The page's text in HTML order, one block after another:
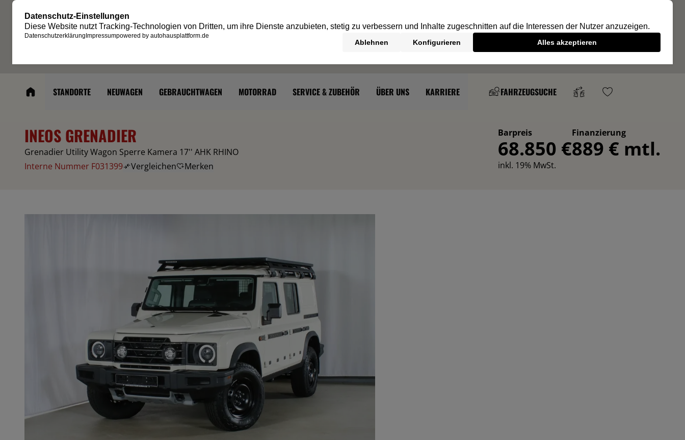
STANDORTE NEUWAGEN GEBRAUCHTWAGEN MOTORRAD SERVICE & ZUBEHÖR ÜBER UNS KARRIERE FAHRZEUGSUCHE
INEOS GRENADIER
Grenadier Utility Wagon Sperre Kamera 17'' AHK RHINO
Interne Nummer F031399
Vergleichen Merken
Barpreis
68.850 €
inkl. 19% MwSt.
Finanzierung
889 € mtl.